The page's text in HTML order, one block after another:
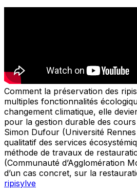
Comment la préservation des
multiples fonctionnalités
changement climatique, elle
pour la gestion durable des cours
Simon Dufour (Université
qualitatif des services
méthode de travaux de
(Communauté d’Agglomération
d’un cas concret, sur la
ripisylve